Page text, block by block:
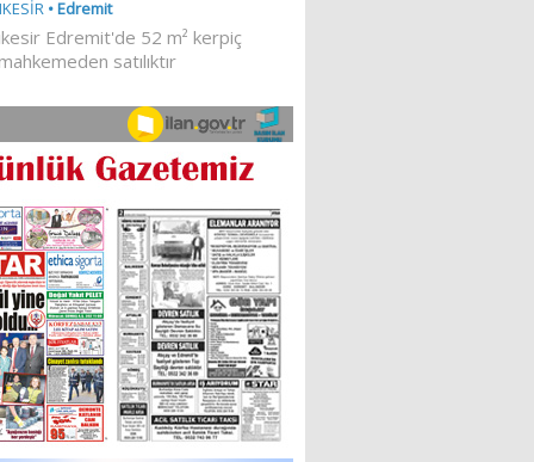
Sibel Atam
“18 Mart Çanakkale